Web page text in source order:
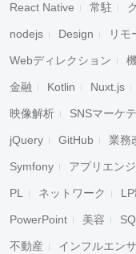
React Native 常駐
nodejs Design リモ
Webディレクション
金融 Kotlin Nuxt.js
映像解析 SNSマーケ
jQuery GitHub 業務
Symfony アプリエン
PL ネットワーク
PowerPoint 美容
不動産 インフルエン